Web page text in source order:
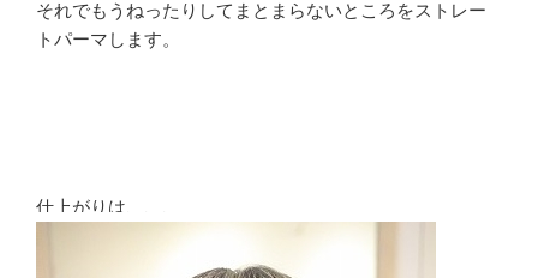
それでもうねったりしてまとまらないところをストレー
トパーマします。
仕上がりは、、、